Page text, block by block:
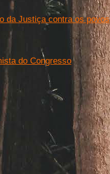
da Justiça contra os povos
do Congresso